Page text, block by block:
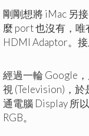
剛剛想將 iMac 另
麼 port 也沒有，唯
HDMI Adaptor。接
經過一輪 Google
視 (Television)，
通電腦 Display 所
RGB。